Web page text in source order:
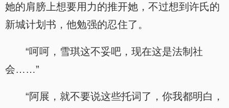
她的肩膀上想要用力的推开她，不过想到许氏的
新城计划书，他勉强的忍住了。
“呵呵，雪琪这不妥吧，现在这是法制社
会……”
“阿展，就不要说这些托词了，你我都明白，